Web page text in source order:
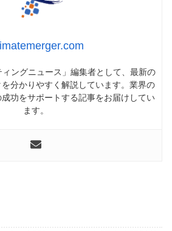
ィングニュース」編集者として、最新の
を分かりやすく解説しています。業界の
功をサポートする記事をお届けしてい
ます。